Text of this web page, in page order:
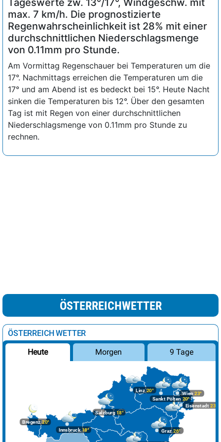
max. 7 km/h. Die prognostizierte
Regenwahrscheinlichkeit ist 28% mit einer
durchschnittlichen Niederschlagsmenge
von 0.11mm pro Stunde.
Am Vormittag Regenschauer bei Temperaturen um die
17°. Nachmittags erreichen die Temperaturen um die
17° und am Abend ist es bedeckt bei 15°. Heute Nacht
sinken die Temperaturen bis 12°. Über den gesamten
Tag ist mit Regen von einer durchschnittlichen
Niederschlagsmenge von 0.11mm pro Stunde zu
rechnen.
ÖSTERREICHWETTER
ÖSTERREICH WETTER
Heute Morgen 9 Tage
Bregenz20°
Graz26°
Innsbruck18°
Linz20°
Salzburg18°
Wien 23°
Eisenstadt 23°
Sankt Pölten 20°